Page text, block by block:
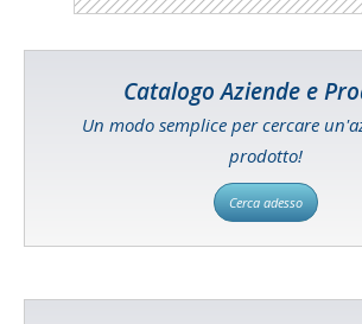
Catalogo Aziende e
Un modo semplice per cercare
prodotto!
Cerca adesso